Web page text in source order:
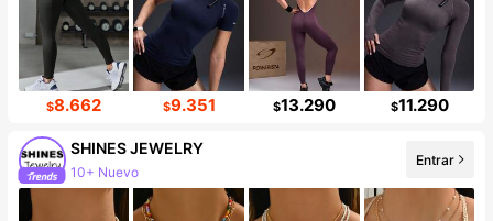
$8.662 $9.351 $13.290 $11.290
SHINES JEWELRY
10+ Nuevo
47K seguidores
Entrar